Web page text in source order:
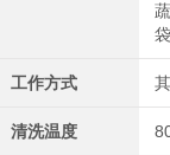
工作方式
清洗温度